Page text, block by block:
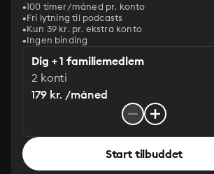
100 timer/måned pr. konto
Fri lytning til podcasts
Kun 39 kr. pr. ekstra konto
Ingen binding
Dig + 1 familiemedlem
2 konti
179 kr. /måned
Start tilbuddet